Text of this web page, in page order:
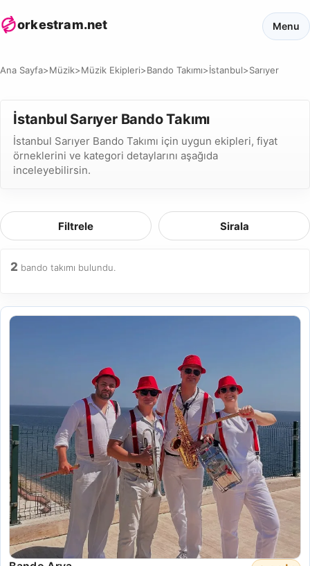
orkestram.net Menu
Ana Sayfa>Müzik>Müzik Ekipleri>Bando Takımı>İstanbul>Sarıyer
İstanbul Sarıyer Bando Takımı
İstanbul Sarıyer Bando Takımı için uygun ekipleri, fiyat
örneklerini ve kategori detaylarını aşağıda
inceleyebilirsin.
Filtrele Sirala
2 bando takımı bulundu.